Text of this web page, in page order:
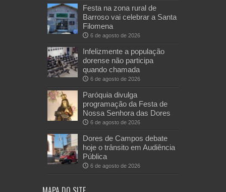
Festa na zona rural de
Barroso vai celebrar a Santa
Filomena
6 de agosto de 2026
Infelizmente a população
dorense não participa
quando chamada
6 de agosto de 2026
Paróquia divulga
programação da Festa de
Nossa Senhora das Dores
6 de agosto de 2026
Dores de Campos debate
hoje o trânsito em Audiência
Pública
6 de agosto de 2026